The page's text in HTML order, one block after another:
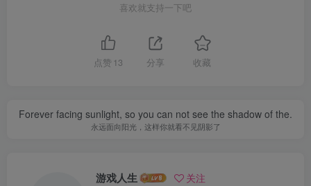
喜欢就支持一下吧
点赞 13 分享 收藏
Forever facing sunlight, so you can not see the shadow of the.
永远面向阳光，这样你就看不见阴影了
游戏人生 关注